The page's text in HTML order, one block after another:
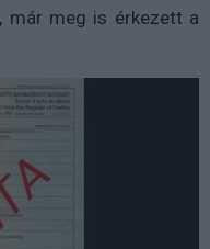
már meg is érkezett a